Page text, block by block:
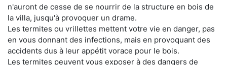
n'auront de cesse de se nourrir de la structure en bois de
la villa, jusqu'à provoquer un drame.
Les termites ou vrillettes mettent votre vie en danger, pas
en vous donnant des infections, mais en provoquant des
accidents dus à leur appétit vorace pour le bois.
Les termites peuvent vous exposer à des dangers de